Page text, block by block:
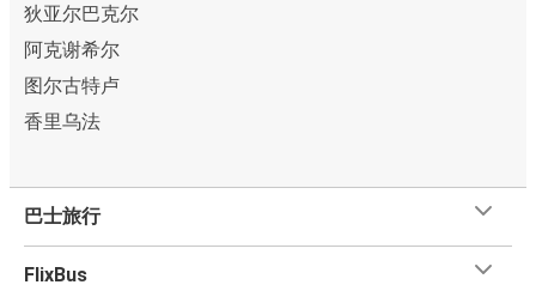
狄亚尔巴克尔
阿克谢希尔
图尔古特卢
香里乌法
巴士旅行
FlixBus